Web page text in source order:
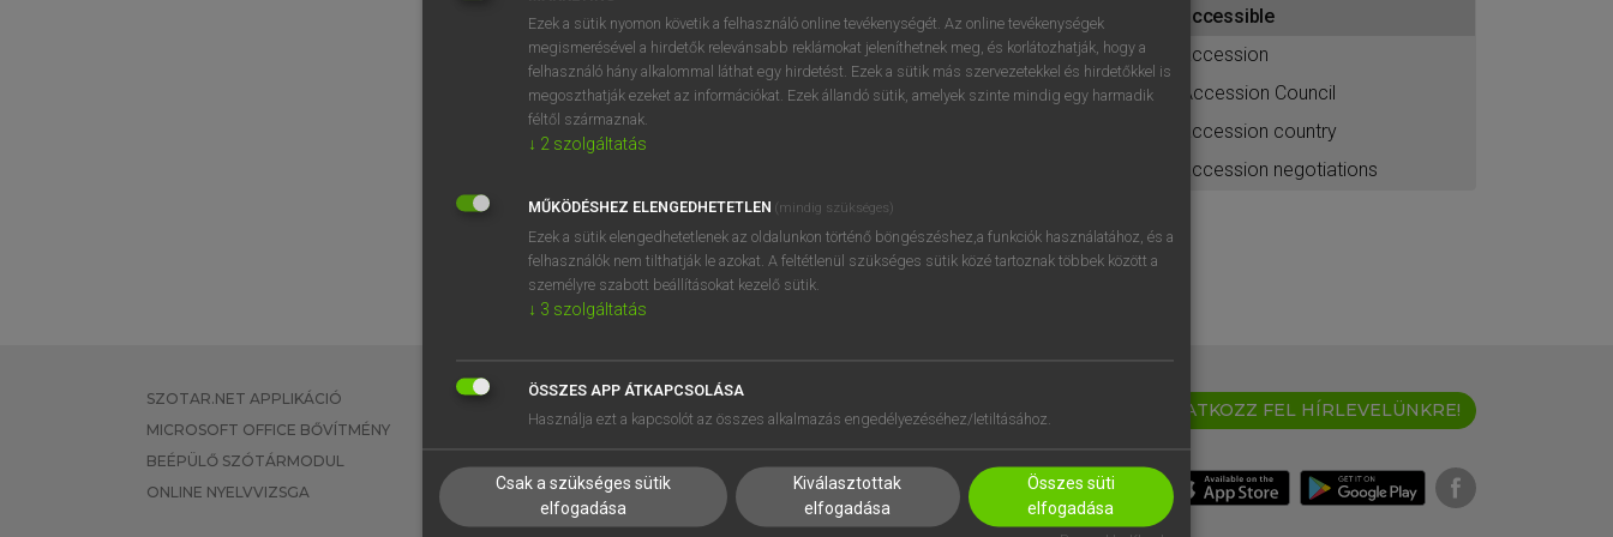
BELÉPÉS
próbaverziójának elindításához
regisztrálok ésbelépek.
REGISZTRÁCIÓ
accessible
accession
Accession Council
accession country
accession negotiations
SZOTAR.NET APPLIKÁCIÓ
MICROSOFT OFFICE BŐVÍTMÉNY
BEÉPÜLŐ SZÓTÁRMODUL
ONLINE NYELVVIZSGA
EGYÉNI FELHASZNÁLÓKNAK
TANULÓKNAK
VÁLLALATI MEGOLDÁSOK
SÚGÓ
RÓLUNK
SÜTI BEÁLLÍTÁSOK
IRATKOZZ FEL HÍRLEVELÜNKRE!
Ezek a sütik nyomon követik a felhasználó online tevékenységét. Az online tevékenységek
megismerésével a hirdetők relevánsabb reklámokat jeleníthetnek meg, és korlátozhatják, hogy a
felhasználó hány alkalommal láthat egy hirdetést. Ezek a sütik más szervezetekkel és hirdetőkkel is
megoszthatják ezeket az információkat. Ezek állandó sütik, amelyek szinte mindig egy harmadik
féltől származnak.
↓ 2 szolgáltatás
MŰKÖDÉSHEZ ELENGEDHETETLEN (mindig szükséges)
Ezek a sütik elengedhetetlenek az oldalunkon történő böngészéshez,a funkciók használatához, és a
felhasználók nem tilthatják le azokat. A feltétlenül szükséges sütik közé tartoznak többek között a
személyre szabott beállításokat kezelő sütik.
↓ 3 szolgáltatás
ÖSSZES APP ÁTKAPCSOLÁSA
Használja ezt a kapcsolót az összes alkalmazás engedélyezéséhez/letiltásához.
Csak a szükséges sütik
elfogadása
Kiválasztottak
elfogadása
Összes süti
elfogadása